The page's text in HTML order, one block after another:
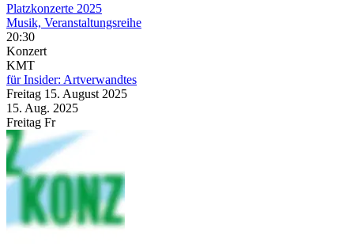
Platzkonzerte 2025
Musik, Veranstaltungsreihe
20:30
Konzert
KMT
für Insider: Artverwandtes
Freitag 15. August 2025
15. Aug. 2025
Freitag Fr